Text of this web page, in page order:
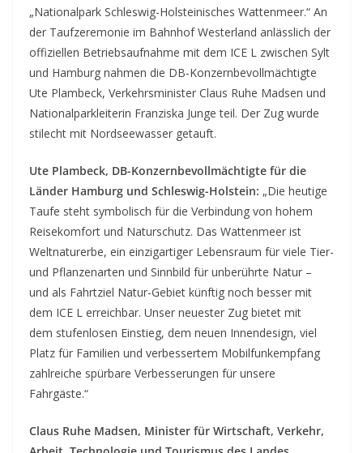
„Nationalpark Schleswig-Holsteinisches Wattenmeer.“ An
der Taufzeremonie im Bahnhof Westerland anlässlich der
offiziellen Betriebsaufnahme mit dem ICE L zwischen Sylt
und Hamburg nahmen die DB-Konzernbevollmächtigte
Ute Plambeck, Verkehrsminister Claus Ruhe Madsen und
Nationalparkleiterin Franziska Junge teil. Der Zug wurde
stilecht mit Nordseewasser getauft.
Ute Plambeck, DB-Konzernbevollmächtigte für die
Länder Hamburg und Schleswig-Holstein: „Die heutige
Taufe steht symbolisch für die Verbindung von hohem
Reisekomfort und Naturschutz. Das Wattenmeer ist
Weltnaturerbe, ein einzigartiger Lebensraum für viele Tier-
und Pflanzenarten und Sinnbild für unberührte Natur –
und als Fahrtziel Natur-Gebiet künftig noch besser mit
dem ICE L erreichbar. Unser neuester Zug bietet mit
dem stufenlosen Einstieg, dem neuen Innendesign, viel
Platz für Familien und verbessertem Mobilfunkempfang
zahlreiche spürbare Verbesserungen für unsere
Fahrgäste.“
Claus Ruhe Madsen, Minister für Wirtschaft, Verkehr,